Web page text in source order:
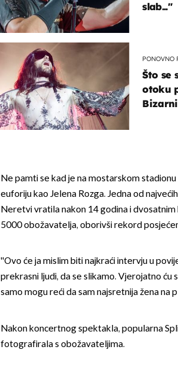
slab..."
PONOVNO
Što se
otoku
Ne pamti se kad je na mostarskom
euforiju kao Jelena Rozga. Jedna od
Neretvi vratila nakon 14 godina i
5000 obožavatelja, oborivši rekord
''Ovo će ja mislim biti najkraći intervju u
prekrasni ljudi, da se slikamo. Vjerojatno ću
samo mogu reći da sam najsretnija žena na
Nakon koncertnog spektakla, popularna
fotografirala s obožavateljima.